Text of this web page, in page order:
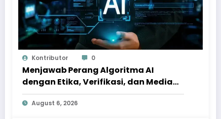
Kontributor 0
Menjawab Perang Algoritma AI
dengan Etika, Verifikasi, dan Media
Tepercaya
August 6, 2026